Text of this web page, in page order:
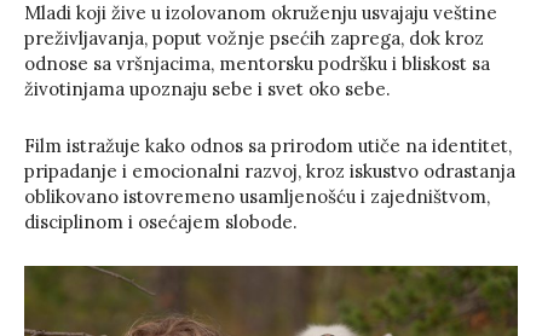
Mladi koji žive u izolovanom okruženju usvajaju veštine
preživljavanja, poput vožnje psećih zaprega, dok kroz
odnose sa vršnjacima, mentorsku podršku i bliskost sa
životinjama upoznaju sebe i svet oko sebe.
Film istražuje kako odnos sa prirodom utiče na identitet,
pripadanje i emocionalni razvoj, kroz iskustvo odrastanja
oblikovano istovremeno usamljenošću i zajedništvom,
disciplinom i osećajem slobode.